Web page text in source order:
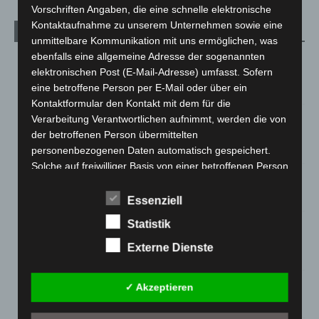
Aktuelle Beiträge
Region Hannover: 21 neue Notfallsanitäter starten beim
Roten Kreuz
5. August 2026
Mann läuft mit Hockeyschläger über A7 – Polizei sucht
Zeugen
5. August 2026
Gasleitung bei McDonald’s-Umbau in Langenhagen
Anklage nach Abschaltung von „Archetyp Market“ erhoben
3. August 2026
Vorschriften Angaben, die eine schnelle elektronische
Kontaktaufnahme zu unserem Unternehmen sowie eine
unmittelbare Kommunikation mit uns ermöglichen, was
ebenfalls eine allgemeine Adresse der sogenannten
elektronischen Post (E-Mail-Adresse) umfasst. Sofern
eine betroffene Person per E-Mail oder über ein
Kontaktformular den Kontakt mit dem für die
Verarbeitung Verantwortlichen aufnimmt, werden die von
der betroffenen Person übermittelten
personenbezogenen Daten automatisch gespeichert.
Solche auf freiwilliger Basis von einer betroffenen Person
übermittelten personenbezogenen Daten werden für
Zwecke der Bearbeitung oder der Kontaktaufnahme zur
betroffenen Person gespeichert. Es erfolgt keine
Weitergabe dieser personenbezogenen Daten an Dritte.
Kommentarfunktion im Blog auf der
Internetseite
Essenziell
Statistik
Externe Dienste
✓ Akzeptieren